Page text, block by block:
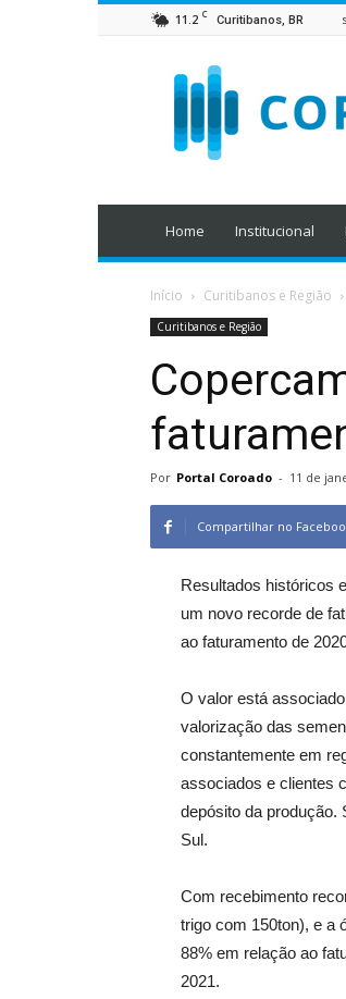
11.2 C Curitibanos, BR
Home Institucional
Início Curitibanos e Região
Curitibanos e Região
Por Portal Coroado - 11 de
Compartilhar no
Resultados históricos
um novo recorde de
ao faturamento de
O valor está
valorização das
constantemente em
associados e clientes
depósito da produção.
Sul.
Com recebimento
trigo com 150ton), e a
88% em relação ao
2021.